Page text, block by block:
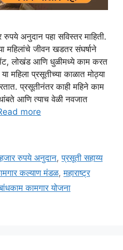
रुपये अनुदान पहा सविस्तर माहिती.
महिलांचे जीवन खडतर संघर्षाने
लोखंड आणि धुळीमध्ये काम करत
महिला प्रसूतीच्या काळात मोठ्या
प्रसूतीनंतर काही महिने काम
आणि त्याच वेळी नवजात
more
हजार रुपये अनुदान,प्रसूती सहाय्य
कल्याण मंडळ,महाराष्ट्र
कामगार योजना